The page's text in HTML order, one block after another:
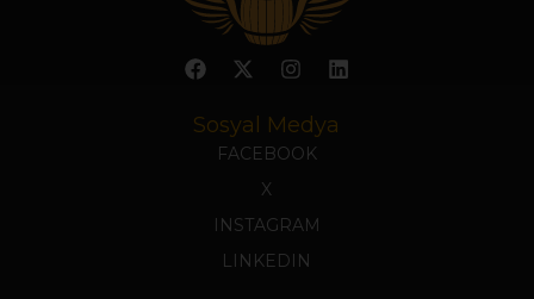
Sosyal Medya
FACEBOOK
X
INSTAGRAM
LINKEDIN